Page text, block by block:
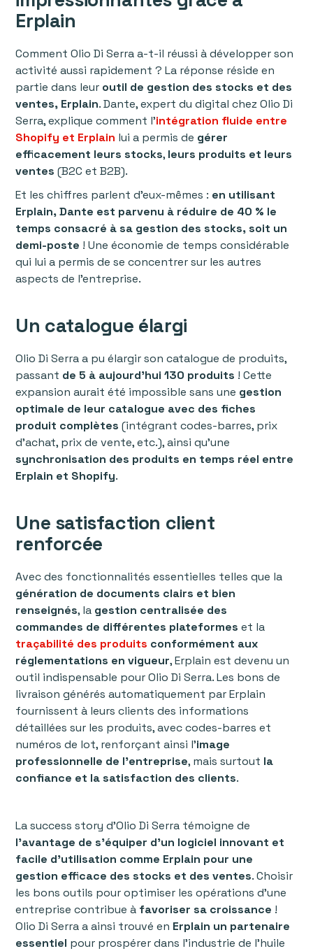
Erplain
Comment Olio Di Serra a-t-il réussi à développer son
activité aussi rapidement ? La réponse réside en
partie dans leur outil de gestion des stocks et des
ventes, Erplain. Dante, expert du digital chez Olio Di
Serra, explique comment l'intégration fluide entre
Shopify et Erplain lui a permis de gérer
efficacement leurs stocks, leurs produits et leurs
ventes(B2C et B2B).
Et les chiffres parlent d'eux-mêmes : en utilisant
Erplain, Dante est parvenu à réduire de 40 % le
temps consacré à sa gestion des stocks, soit un
demi-poste ! Une économie de temps considérable
qui lui a permis de se concentrer sur les autres
aspects de l’entreprise.
Un catalogue élargi
Olio Di Serra a pu élargir son catalogue de produits,
passant de 5 à aujourd’hui 130 produits ! Cette
expansion aurait été impossible sans une gestion
optimale de leur catalogue avec des fiches
produit complètes(intégrant codes-barres, prix
d’achat, prix de vente, etc.), ainsi qu’une
synchronisation des produits en temps réel entre
Erplain et Shopify.
Une satisfaction client
renforcée
Avec des fonctionnalités essentielles telles que la
génération de documents clairs et bien
renseignés, la gestion centralisée des
commandes de différentes plateformeset la
traçabilité des produits conformément aux
réglementations en vigueur, Erplain est devenu un
outil indispensable pour Olio Di Serra. Les bons de
livraison générés automatiquement par Erplain
fournissent à leurs clients des informations
détaillées sur les produits, avec codes-barres et
numéros de lot, renforçant ainsi l’image
professionnelle de l’entreprise, mais surtout la
confiance et la satisfaction des clients.
La success story d'Olio Di Serra témoigne de
l’avantage de s’équiper d’un logiciel innovant et
facile d’utilisation comme Erplain pour une
gestion efficace des stocks et des ventes. Choisir
les bons outils pour optimiser les opérations d'une
entreprise contribue à favoriser sa croissance !
Olio Di Serra a ainsi trouvé en Erplain un partenaire
essentiel pour prospérer dans l'industrie de l'huile